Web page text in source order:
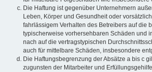
Die Haftung ist gegenüber Unternehmern
Leben, Körper und Gesundheit oder
fahrlässigem Verhalten des Betreibers auf die
typischerweise vorhersehbaren Schäden und
nach auf die vertragstypischen
auch für mittelbare Schäden, insbesondere
Die Haftungsbegrenzung der Absätze a bis c
zugunsten der Mitarbeiter und